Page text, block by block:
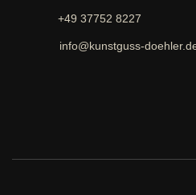
+49 37752 8227
info@kunstguss-